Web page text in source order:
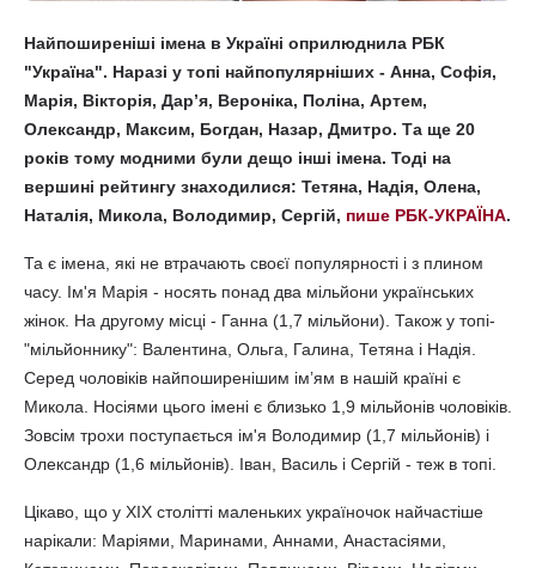
Найпоширеніші імена в Україні оприлюднила РБК
"Україна". Наразі у топі найпопулярніших - Анна, Софія,
Марія, Вікторія, Дар’я, Вероніка, Поліна, Артем,
Олександр, Максим, Богдан, Назар, Дмитро. Та ще 20
років тому модними були дещо інші імена. Тоді на
вершині рейтингу знаходилися: Тетяна, Надія, Олена,
Наталія, Микола, Володимир, Сергій, пише РБК-УКРАЇНА.
Та є імена, які не втрачають своєї популярності і з плином
часу. Ім'я Марія - носять понад два мільйони українських
жінок. На другому місці - Ганна (1,7 мільйони). Також у топі-
"мільйоннику": Валентина, Ольга, Галина, Тетяна і Надія.
Серед чоловіків найпоширенішим ім’ям в нашій країні є
Микола. Носіями цього імені є близько 1,9 мільйонів чоловіків.
Зовсім трохи поступається ім'я Володимир (1,7 мільйонів) і
Олександр (1,6 мільйонів). Іван, Василь і Сергій - теж в топі.
Цікаво, що у XIX столітті маленьких україночок найчастіше
нарікали: Маріями, Маринами, Аннами, Анастасіями,